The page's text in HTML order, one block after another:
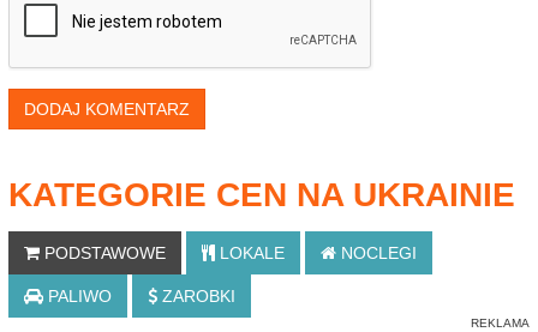
DODAJ KOMENTARZ
KATEGORIE CEN NA UKRAINIE
PODSTAWOWE LOKALE NOCLEGI
PALIWO ZAROBKI